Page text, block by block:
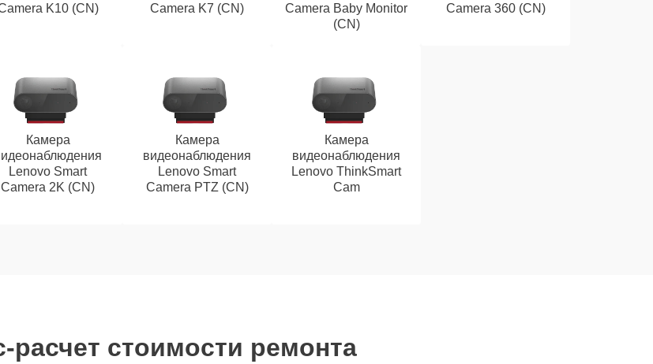
K10 (CN)
Camera K7 (CN)
Camera Baby Monitor
(CN)
Camera 360 (CN)
Камера
Lenovo Smart
Camera 2K (CN)
Камера
видеонаблюдения
Lenovo Smart
Camera PTZ (CN)
Камера
видеонаблюдения
Lenovo ThinkSmart
Cam
расчет стоимости ремонта